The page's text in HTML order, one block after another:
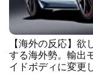
【海外の反応】欲
する海外勢。輸出
イドボディに変更